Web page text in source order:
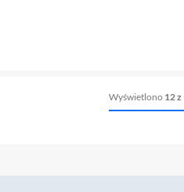
Wyświetlono 12 z